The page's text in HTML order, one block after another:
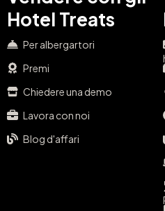
Hotel Treats
Per albergartori
Premi
Chiedere una demo
Lavora con noi
Blog d'affari